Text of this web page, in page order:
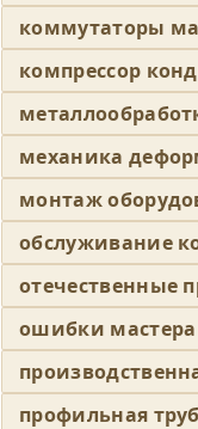
коммутаторы
компрессор
механика
монтаж
обслуживание
отечественные
ошибки мастера
профильная